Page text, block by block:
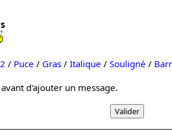
/ Puce / Gras / Italique / Souligné /
avant d'ajouter un message.